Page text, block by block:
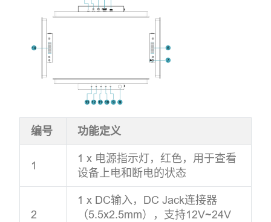
编号 功能定义
1
1 x 电源指示灯，红色，用于查看
设备上电和断电的状态
2
1 x DC输入，DC Jack连接器
（5.5x2.5mm），支持12V~24V